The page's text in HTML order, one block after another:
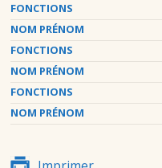
FONCTIONS
NOM PRÉNOM
FONCTIONS
NOM PRÉNOM
FONCTIONS
NOM PRÉNOM